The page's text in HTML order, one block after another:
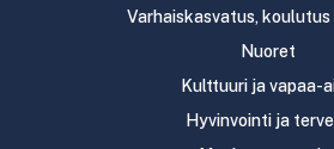
Varhaiskasvatus, koulutus
Nuoret
Kulttuuri ja vapaa-
Hyvinvointi ja